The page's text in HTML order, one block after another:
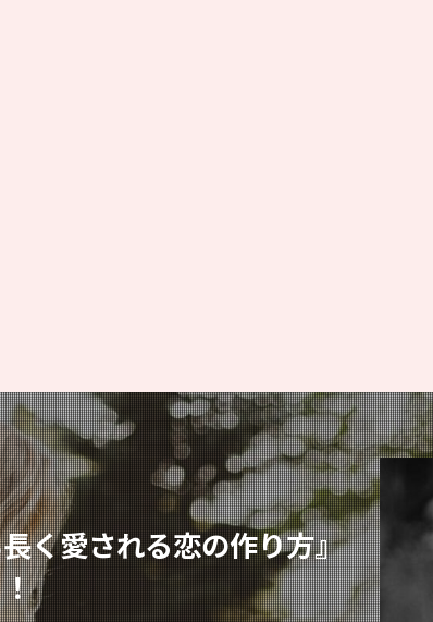
長く愛される恋の作り方』